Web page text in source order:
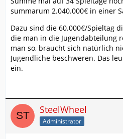
summarum 2.040.000€ in einer
Dazu sind die 60.000€/Spieltag
die man in die Jugendabteilung
man so, braucht sich natürlich
Jugendliche beschweren. Das
ein.
SteelWheel
Administrator